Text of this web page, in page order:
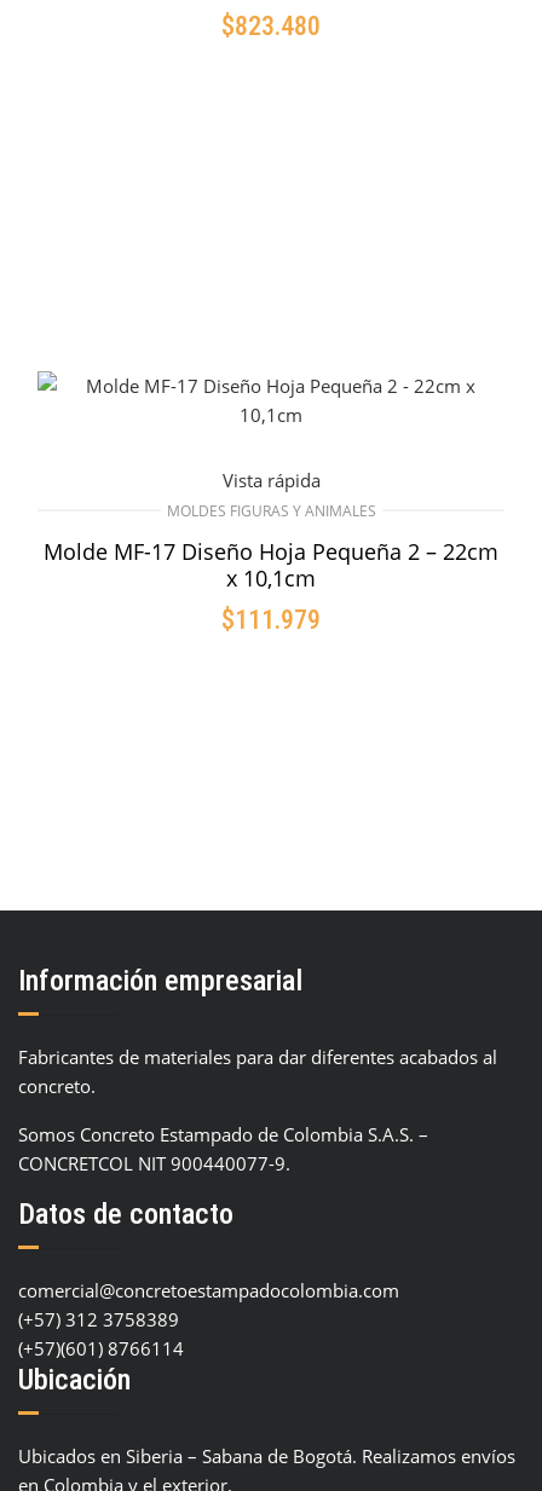
$823.480
Vista rápida
MOLDES FIGURAS Y ANIMALES
Molde MF-17 Diseño Hoja Pequeña 2 – 22cm
x 10,1cm
$111.979
Información empresarial
Fabricantes de materiales para dar diferentes acabados al
concreto.
Somos Concreto Estampado de Colombia S.A.S. –
CONCRETCOL NIT 900440077-9.
Datos de contacto
comercial@concretoestampadocolombia.com
(+57) 312 3758389
(+57)(601) 8766114
Ubicación
Ubicados en Siberia – Sabana de Bogotá. Realizamos envíos
en Colombia y el exterior.